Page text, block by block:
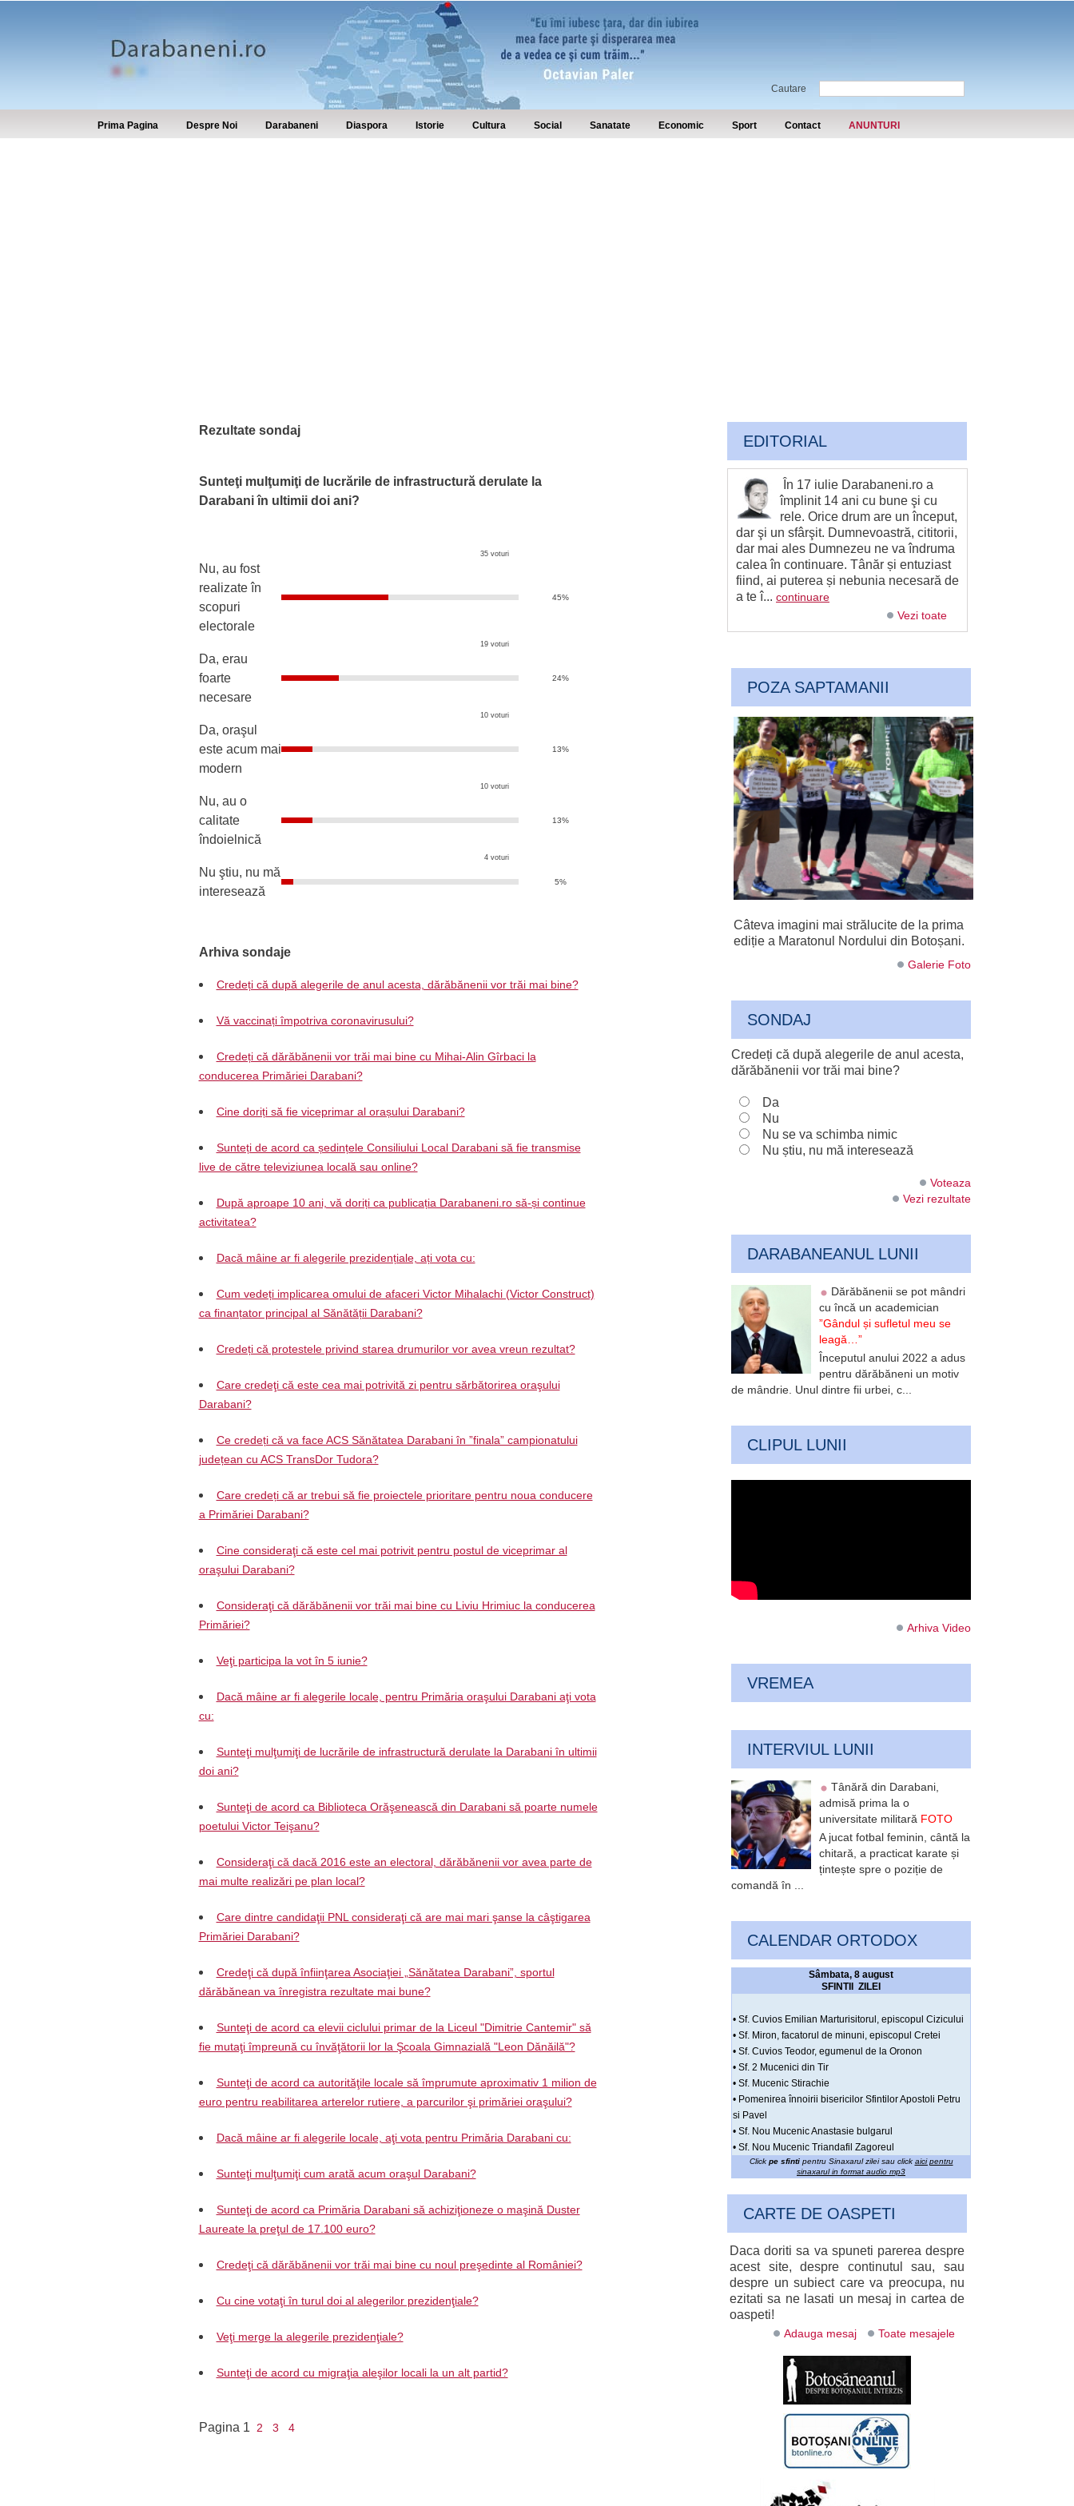
Cautare
Prima Pagina Despre Noi Darabaneni Diaspora Istorie Cultura Social Sanatate Economic Sport Contact ANUNTURI
Rezultate sondaj
Sunteţi mulţumiţi de lucrările de infrastructură derulate la
Darabani în ultimii doi ani?
35 voturi
Nu, au fost
realizate în
scopuri
electorale
45%
19 voturi
Da, erau
foarte
necesare
24%
10 voturi
Da, oraşul
este acum mai
modern
13%
10 voturi
Nu, au o
calitate
îndoielnică
13%
4 voturi
Nu ştiu, nu mă
interesează
5%
Arhiva sondaje
Credeți că după alegerile de anul acesta, dărăbănenii vor trăi mai bine?
Vă vaccinați împotriva coronavirusului?
Credeți că dărăbănenii vor trăi mai bine cu Mihai-Alin Gîrbaci la
conducerea Primăriei Darabani?
Cine doriți să fie viceprimar al orașului Darabani?
Sunteți de acord ca ședințele Consiliului Local Darabani să fie transmise
live de către televiziunea locală sau online?
După aproape 10 ani, vă doriți ca publicația Darabaneni.ro să-și continue
activitatea?
Dacă mâine ar fi alegerile prezidențiale, ați vota cu:
Cum vedeți implicarea omului de afaceri Victor Mihalachi (Victor Construct)
ca finanțator principal al Sănătății Darabani?
Credeți că protestele privind starea drumurilor vor avea vreun rezultat?
Care credeţi că este cea mai potrivită zi pentru sărbătorirea oraşului
Darabani?
Ce credeți că va face ACS Sănătatea Darabani în ”finala” campionatului
județean cu ACS TransDor Tudora?
Care credeți că ar trebui să fie proiectele prioritare pentru noua conducere
a Primăriei Darabani?
Cine consideraţi că este cel mai potrivit pentru postul de viceprimar al
oraşului Darabani?
Consideraţi că dărăbănenii vor trăi mai bine cu Liviu Hrimiuc la conducerea
Primăriei?
Veţi participa la vot în 5 iunie?
Dacă mâine ar fi alegerile locale, pentru Primăria oraşului Darabani aţi vota
cu:
Sunteţi mulţumiţi de lucrările de infrastructură derulate la Darabani în ultimii
doi ani?
Sunteţi de acord ca Biblioteca Orăşenească din Darabani să poarte numele
poetului Victor Teişanu?
Consideraţi că dacă 2016 este an electoral, dărăbănenii vor avea parte de
mai multe realizări pe plan local?
Care dintre candidaţii PNL consideraţi că are mai mari şanse la câştigarea
Primăriei Darabani?
Credeţi că după înfiinţarea Asociaţiei „Sănătatea Darabani”, sportul
dărăbănean va înregistra rezultate mai bune?
Sunteţi de acord ca elevii ciclului primar de la Liceul "Dimitrie Cantemir" să
fie mutaţi împreună cu învăţătorii lor la Şcoala Gimnazială "Leon Dănăilă"?
Sunteţi de acord ca autorităţile locale să împrumute aproximativ 1 milion de
euro pentru reabilitarea arterelor rutiere, a parcurilor şi primăriei oraşului?
Dacă mâine ar fi alegerile locale, aţi vota pentru Primăria Darabani cu:
Sunteţi mulţumiţi cum arată acum oraşul Darabani?
Sunteţi de acord ca Primăria Darabani să achiziţioneze o maşină Duster
Laureate la preţul de 17.100 euro?
Credeţi că dărăbănenii vor trăi mai bine cu noul preşedinte al României?
Cu cine votaţi în turul doi al alegerilor prezidenţiale?
Veţi merge la alegerile prezidenţiale?
Sunteţi de acord cu migraţia aleşilor locali la un alt partid?
Pagina 1 2 3 4
EDITORIAL
În 17 iulie Darabaneni.ro a
împlinit 14 ani cu bune şi cu
rele. Orice drum are un început,
dar şi un sfârşit. Dumnevoastră, cititorii,
dar mai ales Dumnezeu ne va îndruma
calea în continuare. Tânăr și entuziast
fiind, ai puterea și nebunia necesară de
a te î... continuare
Vezi toate
POZA SAPTAMANII
Câteva imagini mai strălucite de la prima
ediție a Maratonul Nordului din Botoșani.
Galerie Foto
SONDAJ
Credeți că după alegerile de anul acesta,
dărăbănenii vor trăi mai bine?
Da
Nu
Nu se va schimba nimic
Nu știu, nu mă interesează
Voteaza
Vezi rezultate
DARABANEANUL LUNII
Dărăbănenii se pot mândri
cu încă un academician
”Gândul și sufletul meu se
leagă…”
Începutul anului 2022 a adus
pentru dărăbăneni un motiv
de mândrie. Unul dintre fii urbei, c...
CLIPUL LUNII
Arhiva Video
VREMEA
INTERVIUL LUNII
Tânără din Darabani,
admisă prima la o
universitate militară FOTO
A jucat fotbal feminin, cântă la
chitară, a practicat karate și
țintește spre o poziție de
comandă în ...
CALENDAR ORTODOX
Sâmbata, 8 august
SFINTII ZILEI
• Sf. Cuvios Emilian Marturisitorul, episcopul Cizicului
• Sf. Miron, facatorul de minuni, episcopul Cretei
• Sf. Cuvios Teodor, egumenul de la Oronon
• Sf. 2 Mucenici din Tir
• Sf. Mucenic Stirachie
• Pomenirea înnoirii bisericilor Sfintilor Apostoli Petru
si Pavel
• Sf. Nou Mucenic Anastasie bulgarul
• Sf. Nou Mucenic Triandafil Zagoreul
Click pe sfintipentru Sinaxarul zilei sau click aici pentru
sinaxarul in format audio mp3
CARTE DE OASPETI
Daca doriti sa va spuneti parerea despre
acest site, despre continutul sau, sau
despre un subiect care va preocupa, nu
ezitati sa ne lasati un mesaj in cartea de
oaspeti!
Adauga mesaj Toate mesajele